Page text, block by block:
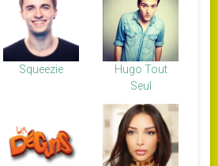
Squeezie
Hugo Tout
Seul